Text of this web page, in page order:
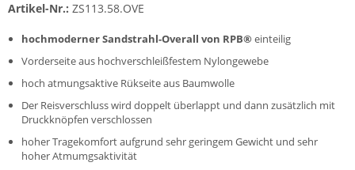
Artikel-Nr.: ZS113.58.OVE
hochmoderner Sandstrahl-Overall von RPB®einteilig
Vorderseite aus hochverschleißfestem Nylongewebe
hoch atmungsaktive Rükseite aus Baumwolle
Der Reisverschluss wird doppelt überlappt und dann zusätzlich mit
Druckknöpfen verschlossen
hoher Tragekomfort aufgrund sehr geringem Gewicht und sehr
hoher Atmumgsaktivität